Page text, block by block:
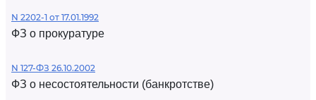
N 2202-1 от 17.01.1992
ФЗ о прокуратуре
N 127-ФЗ 26.10.2002
ФЗ о несостоятельности (банкротстве)